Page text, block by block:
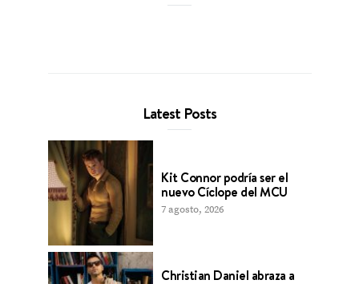
Latest Posts
Kit Connor podría ser el
nuevo Cíclope del MCU
7 agosto, 2026
Christian Daniel abraza a